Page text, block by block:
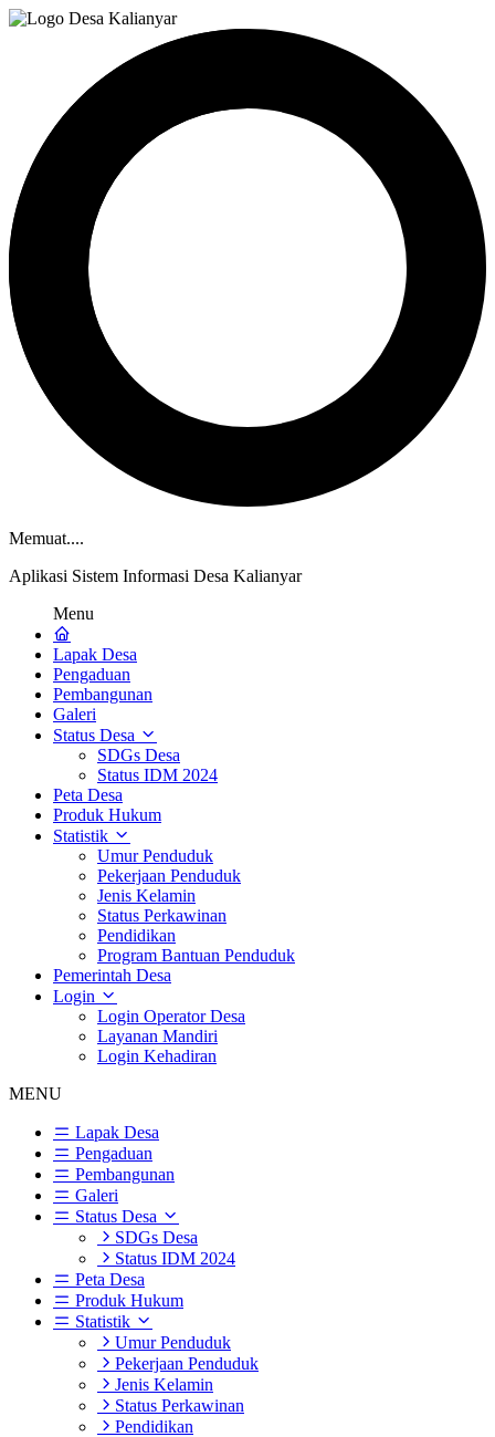
Memuat....
Aplikasi Sistem Informasi Desa Kalianyar
Menu
Lapak Desa
Pengaduan
Pembangunan
Galeri
Status Desa
SDGs Desa
Status IDM 2024
Peta Desa
Produk Hukum
Statistik
Umur Penduduk
Pekerjaan Penduduk
Jenis Kelamin
Status Perkawinan
Pendidikan
Program Bantuan Penduduk
Pemerintah Desa
Login
Login Operator Desa
Layanan Mandiri
Login Kehadiran
MENU
Lapak Desa
Pengaduan
Pembangunan
Galeri
Status Desa
SDGs Desa
Status IDM 2024
Peta Desa
Produk Hukum
Statistik
Umur Penduduk
Pekerjaan Penduduk
Jenis Kelamin
Status Perkawinan
Pendidikan